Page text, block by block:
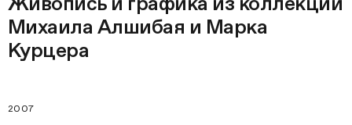
Михаила Алшибая и Марка
Курцера
2007